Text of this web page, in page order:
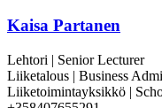
Kaisa Partanen
Lehtori | Senior Lecturer
Liiketalous | Business
Liiketoimintayksikkö |